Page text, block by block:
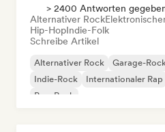
> 2400 Antworten
Alternativer Rock
Hip-HopIndie-Folk
Schreibe Artikel
Alternativer Rock Garage-
Indie-Rock
Internationaler Rap
Pop-Rock